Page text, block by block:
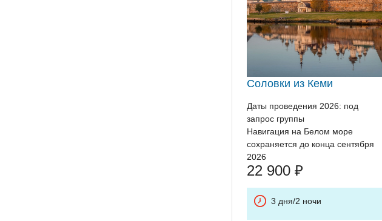
Соловки из Кеми
Даты проведения 2026: под
запрос группы
Навигация на Белом море
сохраняется до конца сентября
2026
22 900 ₽
3 дня/2 ночи